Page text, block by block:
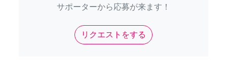
サポーターから応募が来ます！
リクエストをする